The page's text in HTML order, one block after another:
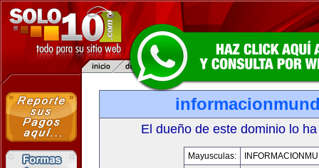
El dueño de este dominio lo
Mayusculas: